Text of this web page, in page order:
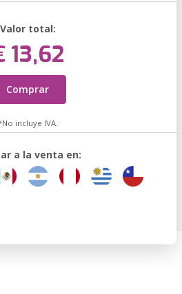
Valor total:
13,62
Comprar
incluye IVA.
a la venta en: